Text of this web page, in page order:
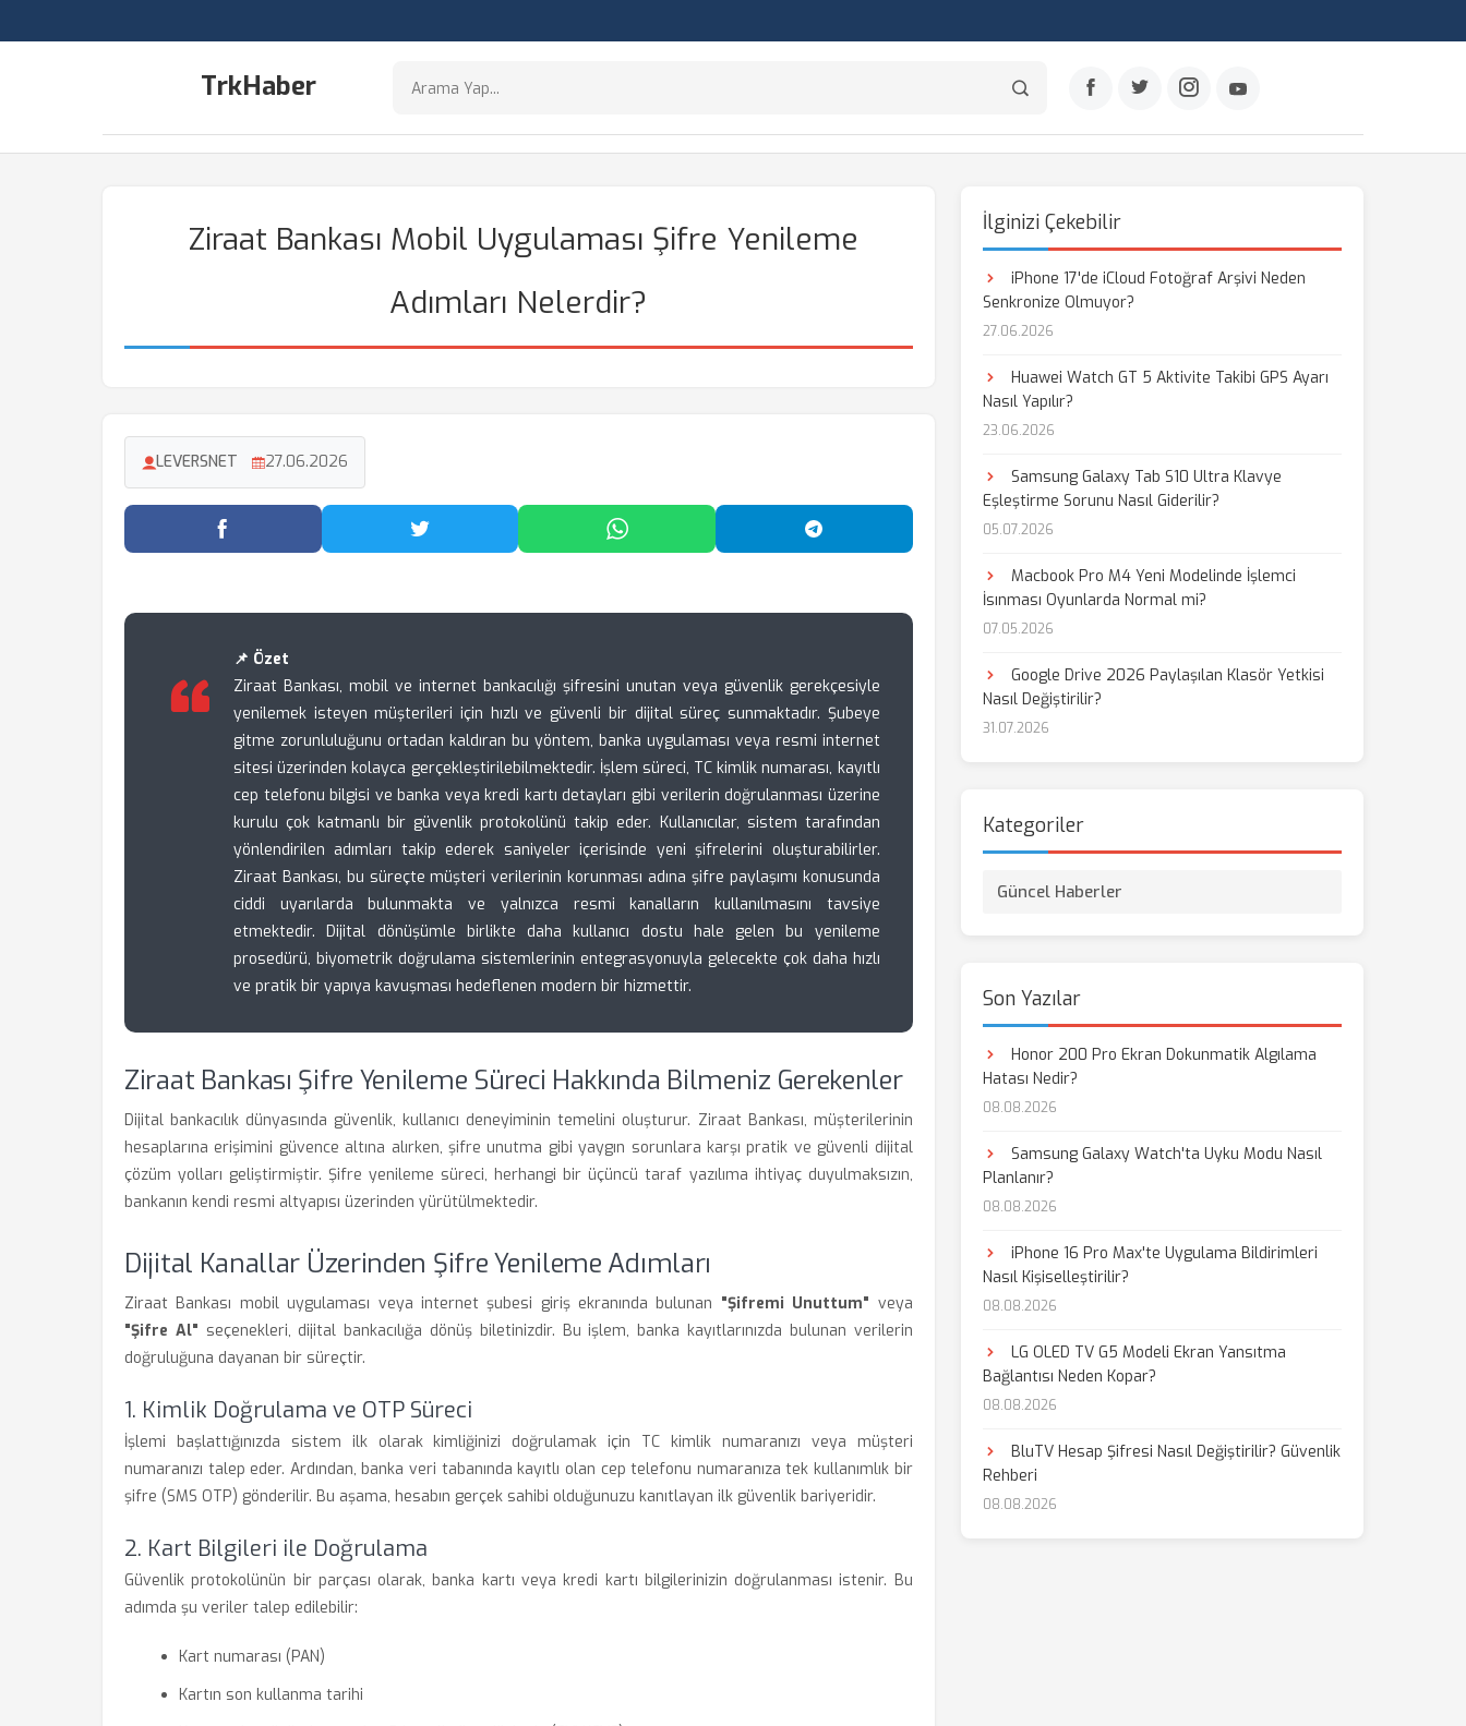
TrkHaber
Ziraat Bankası Mobil Uygulaması Şifre Yenileme
Adımları Nelerdir?
LEVERSNET 27.06.2026
Facebook'ta Paylaş Twitter'da Paylaş WhatsApp'ta Paylaş Telegram'da Paylaş
📌 Özet
Ziraat Bankası, mobil ve internet bankacılığı şifresini unutan veya güvenlik gerekçesiyle
yenilemek isteyen müşterileri için hızlı ve güvenli bir dijital süreç sunmaktadır. Şubeye
gitme zorunluluğunu ortadan kaldıran bu yöntem, banka uygulaması veya resmi internet
sitesi üzerinden kolayca gerçekleştirilebilmektedir. İşlem süreci, TC kimlik numarası, kayıtlı
cep telefonu bilgisi ve banka veya kredi kartı detayları gibi verilerin doğrulanması üzerine
kurulu çok katmanlı bir güvenlik protokolünü takip eder. Kullanıcılar, sistem tarafından
yönlendirilen adımları takip ederek saniyeler içerisinde yeni şifrelerini oluşturabilirler.
Ziraat Bankası, bu süreçte müşteri verilerinin korunması adına şifre paylaşımı konusunda
ciddi uyarılarda bulunmakta ve yalnızca resmi kanalların kullanılmasını tavsiye
etmektedir. Dijital dönüşümle birlikte daha kullanıcı dostu hale gelen bu yenileme
prosedürü, biyometrik doğrulama sistemlerinin entegrasyonuyla gelecekte çok daha hızlı
ve pratik bir yapıya kavuşması hedeflenen modern bir hizmettir.
Ziraat Bankası Şifre Yenileme Süreci Hakkında Bilmeniz Gerekenler
Dijital bankacılık dünyasında güvenlik, kullanıcı deneyiminin temelini oluşturur. Ziraat Bankası, müşterilerinin
hesaplarına erişimini güvence altına alırken, şifre unutma gibi yaygın sorunlara karşı pratik ve güvenli dijital
çözüm yolları geliştirmiştir. Şifre yenileme süreci, herhangi bir üçüncü taraf yazılıma ihtiyaç duyulmaksızın,
bankanın kendi resmi altyapısı üzerinden yürütülmektedir.
Dijital Kanallar Üzerinden Şifre Yenileme Adımları
Ziraat Bankası mobil uygulaması veya internet şubesi giriş ekranında bulunan "Şifremi Unuttum" veya
"Şifre Al" seçenekleri, dijital bankacılığa dönüş biletinizdir. Bu işlem, banka kayıtlarınızda bulunan verilerin
doğruluğuna dayanan bir süreçtir.
1. Kimlik Doğrulama ve OTP Süreci
İşlemi başlattığınızda sistem ilk olarak kimliğinizi doğrulamak için TC kimlik numaranızı veya müşteri
numaranızı talep eder. Ardından, banka veri tabanında kayıtlı olan cep telefonu numaranıza tek kullanımlık bir
şifre (SMS OTP) gönderilir. Bu aşama, hesabın gerçek sahibi olduğunuzu kanıtlayan ilk güvenlik bariyeridir.
2. Kart Bilgileri ile Doğrulama
Güvenlik protokolünün bir parçası olarak, banka kartı veya kredi kartı bilgilerinizin doğrulanması istenir. Bu
adımda şu veriler talep edilebilir:
Kart numarası (PAN)
Kartın son kullanma tarihi
İlginizi Çekebilir
iPhone 17'de iCloud Fotoğraf Arşivi Neden
Senkronize Olmuyor?
27.06.2026
Huawei Watch GT 5 Aktivite Takibi GPS Ayarı
Nasıl Yapılır?
23.06.2026
Samsung Galaxy Tab S10 Ultra Klavye
Eşleştirme Sorunu Nasıl Giderilir?
05.07.2026
Macbook Pro M4 Yeni Modelinde İşlemci
İsınması Oyunlarda Normal mi?
07.05.2026
Google Drive 2026 Paylaşılan Klasör Yetkisi
Nasıl Değiştirilir?
31.07.2026
Kategoriler
Güncel Haberler
Son Yazılar
Honor 200 Pro Ekran Dokunmatik Algılama
Hatası Nedir?
08.08.2026
Samsung Galaxy Watch'ta Uyku Modu Nasıl
Planlanır?
08.08.2026
iPhone 16 Pro Max'te Uygulama Bildirimleri
Nasıl Kişiselleştirilir?
08.08.2026
LG OLED TV G5 Modeli Ekran Yansıtma
Bağlantısı Neden Kopar?
08.08.2026
BluTV Hesap Şifresi Nasıl Değiştirilir? Güvenlik
Rehberi
08.08.2026